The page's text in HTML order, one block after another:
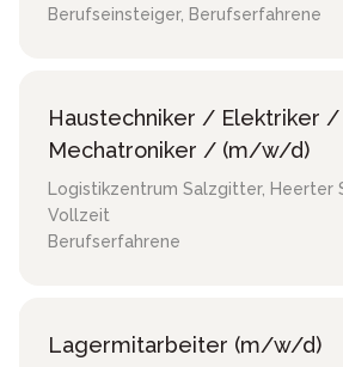
Berufseinsteiger, Berufserfahrene
Haustechniker / Elektriker /
Mechatroniker / (m/w/d)
Logistikzentrum Salzgitter, Heerter
Vollzeit
Berufserfahrene
Lagermitarbeiter (m/w/d)